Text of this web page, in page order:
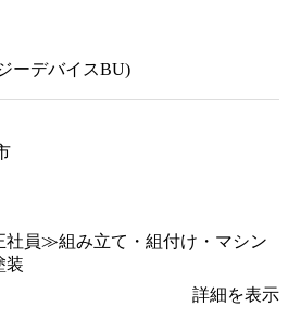
ーデバイスBU)
員≫組み立て・組付け・マシン
装
詳細を表示